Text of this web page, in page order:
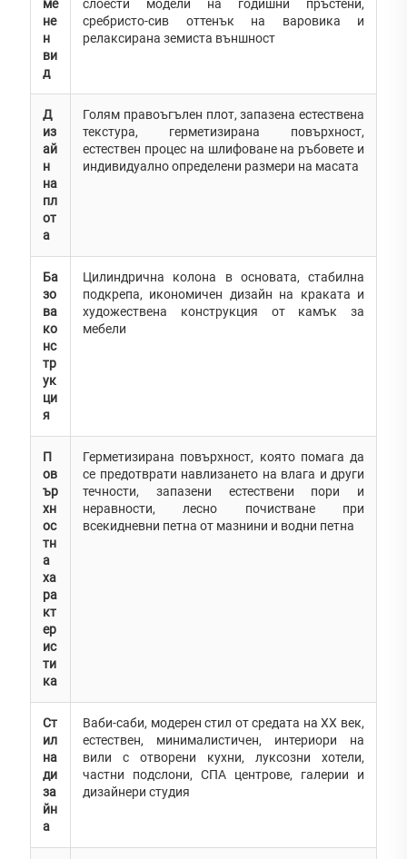
ме
не
н
ви
д
слоести модели на годишни пръстени,
сребристо-сив оттенък на варовика и
релаксирана земиста външност
Д
из
ай
н
на
пл
от
а
Голям правоъгълен плот, запазена естествена
текстура, герметизирана повърхност,
естествен процес на шлифоване на ръбовете и
индивидуално определени размери на масата
Ба
зо
ва
ко
нс
тр
ук
ци
я
Цилиндрична колона в основата, стабилна
подкрепа, икономичен дизайн на краката и
художествена конструкция от камък за
мебели
П
ов
ър
хн
ос
тн
а
ха
ра
кт
ер
ис
ти
ка
Герметизирана повърхност, която помага да
се предотврати навлизането на влага и други
течности, запазени естествени пори и
неравности, лесно почистване при
всекидневни петна от мазнини и водни петна
Ст
ил
на
ди
за
йн
а
Ваби-саби, модерен стил от средата на XX век,
естествен, минималистичен, интериори на
вили с отворени кухни, луксозни хотели,
частни подслони, СПА центрове, галерии и
дизайнери студия